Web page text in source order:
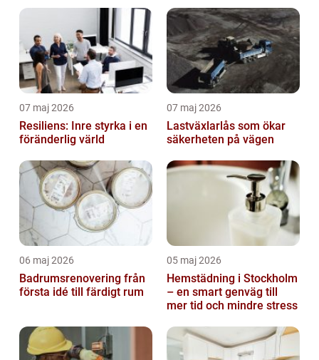
07 maj 2026
Resiliens: Inre styrka i en
föränderlig värld
07 maj 2026
Lastväxlarlås som ökar
säkerheten på vägen
06 maj 2026
Badrumsrenovering från
första idé till färdigt rum
05 maj 2026
Hemstädning i Stockholm
– en smart genväg till
mer tid och mindre stress